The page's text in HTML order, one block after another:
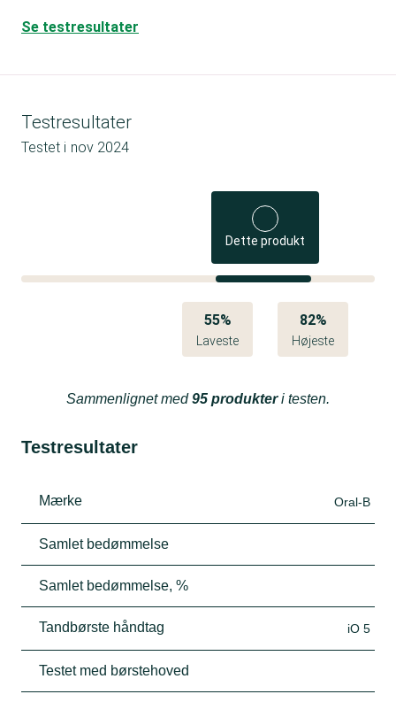
Se testresultater
Testresultater
Testet i nov 2024
Dette produkt
55%
Laveste
82%
Højeste
Sammenlignet med 95 produkteri testen.
Testresultater
Mærke Oral-B
Samlet bedømmelse
Samlet bedømmelse, %
Tandbørste håndtag iO 5
Testet med børstehoved